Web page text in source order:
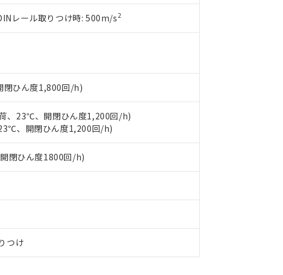
レール取りつけ時: 500m/s2
閉ひん度1,800回/h)
、23℃、開閉ひん度1,200回/h)
、開閉ひん度1,200回/h)
閉ひん度1800回/h)
つけ